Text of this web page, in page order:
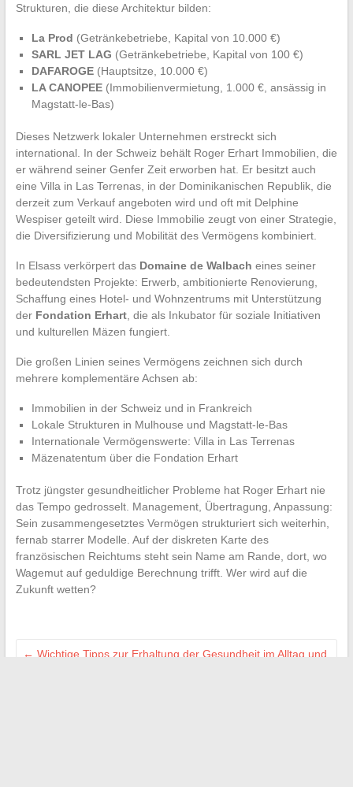
Strukturen, die diese Architektur bilden:
La Prod (Getränkebetriebe, Kapital von 10.000 €)
SARL JET LAG (Getränkebetriebe, Kapital von 100 €)
DAFAROGE(Hauptsitze, 10.000 €)
LA CANOPEE(Immobilienvermietung, 1.000 €, ansässig in
Magstatt-le-Bas)
Dieses Netzwerk lokaler Unternehmen erstreckt sich
international. In der Schweiz behält Roger Erhart Immobilien, die
er während seiner Genfer Zeit erworben hat. Er besitzt auch
eine Villa in Las Terrenas, in der Dominikanischen Republik, die
derzeit zum Verkauf angeboten wird und oft mit Delphine
Wespiser geteilt wird. Diese Immobilie zeugt von einer Strategie,
die Diversifizierung und Mobilität des Vermögens kombiniert.
In Elsass verkörpert das Domaine de Walbach eines seiner
bedeutendsten Projekte: Erwerb, ambitionierte Renovierung,
Schaffung eines Hotel- und Wohnzentrums mit Unterstützung
der Fondation Erhart, die als Inkubator für soziale Initiativen
und kulturellen Mäzen fungiert.
Die großen Linien seines Vermögens zeichnen sich durch
mehrere komplementäre Achsen ab:
Immobilien in der Schweiz und in Frankreich
Lokale Strukturen in Mulhouse und Magstatt-le-Bas
Internationale Vermögenswerte: Villa in Las Terrenas
Mäzenatentum über die Fondation Erhart
Trotz jüngster gesundheitlicher Probleme hat Roger Erhart nie
das Tempo gedrosselt. Management, Übertragung, Anpassung:
Sein zusammengesetztes Vermögen strukturiert sich weiterhin,
fernab starrer Modelle. Auf der diskreten Karte des
französischen Reichtums steht sein Name am Rande, dort, wo
Wagemut auf geduldige Berechnung trifft. Wer wird auf die
Zukunft wetten?
← Wichtige Tipps zur Erhaltung der Gesundheit im Alltag und